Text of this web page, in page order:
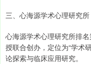
三、心海源学术心理研究所
心海源学术心理研究所排
授联合创办，定位为“学术
论探索与临床应用研究。